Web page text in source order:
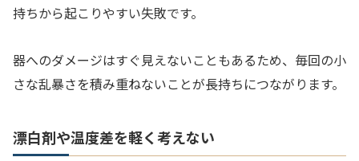
持ちから起こりやすい失敗です。
器へのダメージはすぐ見えないこともあるため、毎回の小
さな乱暴さを積み重ねないことが長持ちにつながります。
漂白剤や温度差を軽く考えない